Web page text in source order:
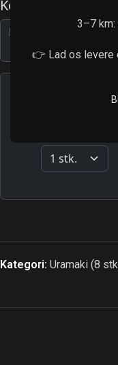
3–7 km:
👉 Lad os
Kategori: Uramaki (8